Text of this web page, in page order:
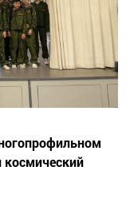
космический